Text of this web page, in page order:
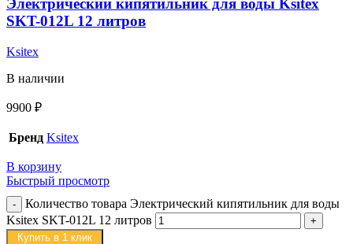
Электрический кипятильник для воды Ksitex
SKT-012L 12 литров
Ksitex
В наличии
9900 ₽
Бренд Ksitex
В корзину
Быстрый просмотр
Количество товара Электрический кипятильник для воды
Ksitex SKT-012L 12 литров
Купить в 1 клик